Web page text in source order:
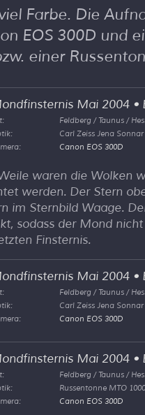
Farbe. Die
EOS 300D und
einer
Mai 2004 •
Feldberg / Taunus /
Carl Zeiss Jena
Canon EOS 300D
waren die Wolken
werden. Der Stern
im Sternbild Waage.
sodass der Mond
Finsternis.
Mai 2004 •
Feldberg / Taunus /
Carl Zeiss Jena
Canon EOS 300D
Mai 2004 •
Feldberg / Taunus /
Russentonne MTO
Canon EOS 300D